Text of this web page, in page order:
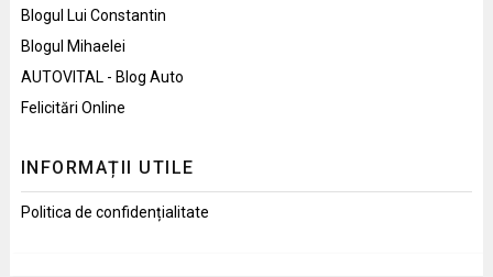
Blogul Lui Constantin
Blogul Mihaelei
AUTOVITAL - Blog Auto
Felicitări Online
INFORMAȚII UTILE
Politica de confidențialitate